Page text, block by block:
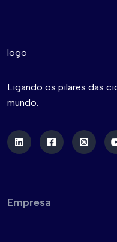
Ligando os pilares das
mundo.
Empresa